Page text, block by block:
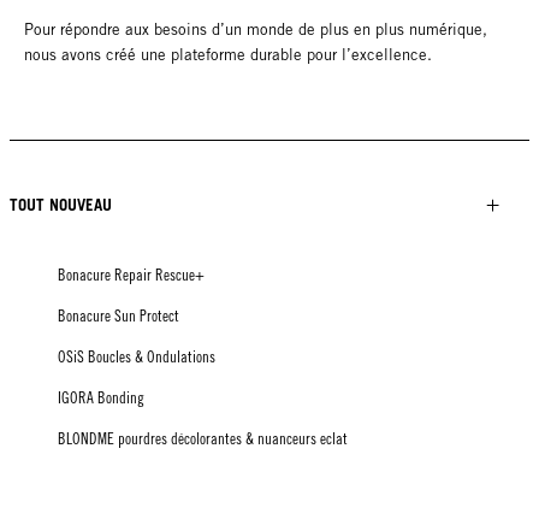
Pour répondre aux besoins d’un monde de plus en plus numérique,
nous avons créé une plateforme durable pour l’excellence.
TOUT NOUVEAU
Bonacure Repair Rescue+
Bonacure Sun Protect
OSiS Boucles & Ondulations
IGORA Bonding
BLONDME pourdres décolorantes & nuanceurs eclat